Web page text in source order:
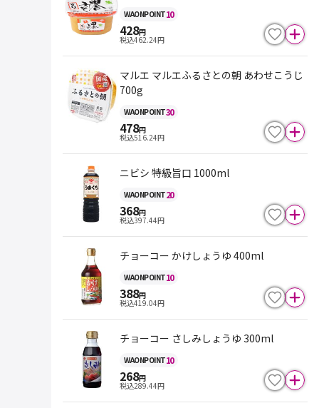
WAONPOINT10
428円
税込462.24円
マルエ マルエふるさとの朝 あわせこうじ
700g
WAONPOINT30
478円
税込516.24円
ニビシ 特級旨口 1000ml
WAONPOINT20
368円
税込397.44円
チョーコー かけしょうゆ 400ml
WAONPOINT10
388円
税込419.04円
チョーコー さしみしょうゆ 300ml
WAONPOINT10
268円
税込289.44円